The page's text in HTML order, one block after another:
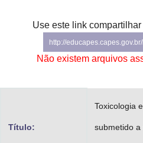
Gabinete de Segurança Institucional
Advocacia-Geral da União
Use este link
http://
Não existem arquivos
Título:
Toxicologia
submetido